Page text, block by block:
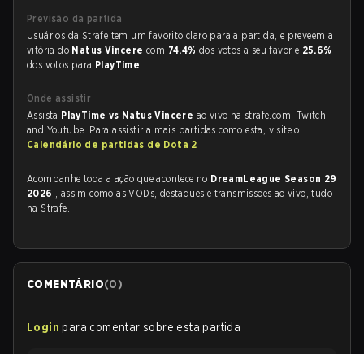
Previsão da partida
Usuários da Strafe tem um favorito claro para a partida, e preveem a
vitória do Natus Vincerecom 74.4%dos votos a seu favor e 25.6%
dos votos para PlayTime .
Onde assistir
Assista PlayTime vs Natus Vincere ao vivo na strafe.com, Twitch
and Youtube. Para assistir a mais partidas como esta, visite o
Calendário de partidas de Dota 2 .
Acompanhe toda a ação que acontece no DreamLeague Season 29
2026 , assim como as VODs, destaques e transmissões ao vivo, tudo
na Strafe.
COMENTÁRIO(0)
Login para comentar sobre esta partida